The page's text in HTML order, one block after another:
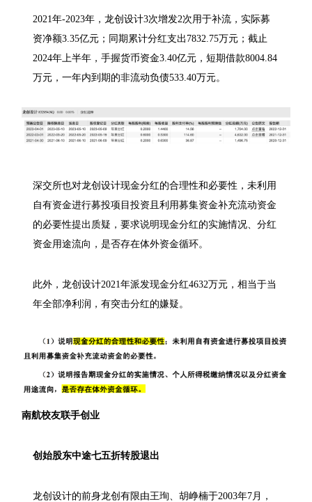
2021年-2023年，龙创设计3次增发2次用于补流，实际募
资净额3.35亿元；同期累计分红支出7832.75万元；截止
2024年上半年，手握货币资金3.40亿元，短期借款8004.84
万元，一年内到期的非流动负债533.40万元。
深交所也对龙创设计现金分红的合理性和必要性，未利用
自有资金进行募投项目投资且利用募集资金补充流动资金
的必要性提出质疑，要求说明现金分红的实施情况、分红
资金用途流向，是否存在体外资金循环。
此外，龙创设计2021年派发现金分红4632万元，相当于当
年全部净利润，有突击分红的嫌疑。
南航校友联手创业
创始股东中途七五折转股退出
龙创设计的前身龙创有限由王珣、胡峥楠于2003年7月，